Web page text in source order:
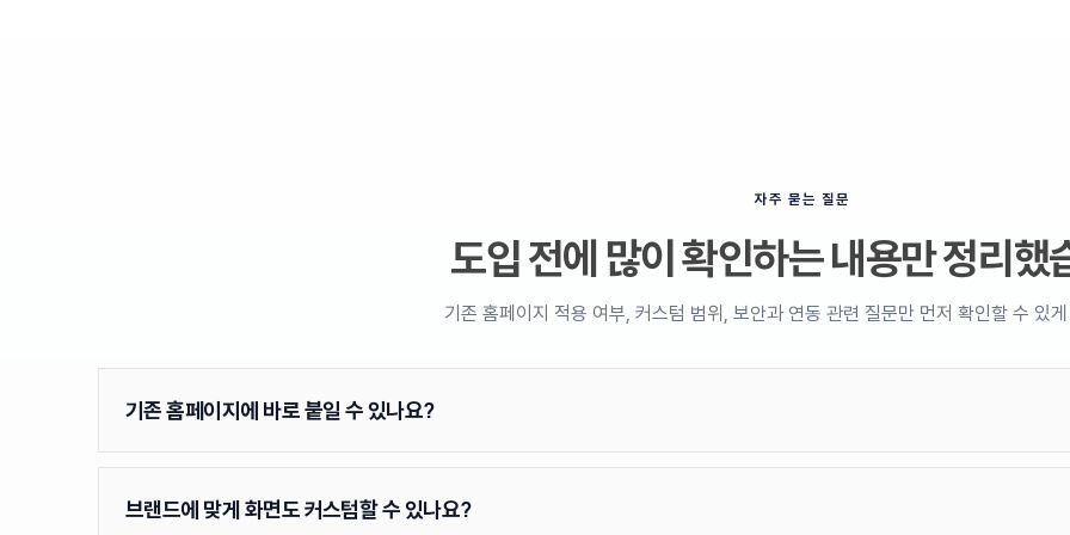
자주 묻는 질문
도입 전에 많이 확인하는 내용만 정리했
기존 홈페이지 적용 여부, 커스텀 범위, 보안과 연동 관련 질문만 먼저 확인할 수 있
기존 홈페이지에 바로 붙일 수 있나요?
브랜드에 맞게 화면도 커스텀할 수 있나요?